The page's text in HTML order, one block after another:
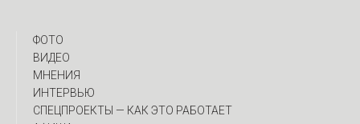
ФОТО
ВИДЕО
МНЕНИЯ
ИНТЕРВЬЮ
CПЕЦПРОЕКТЫ — КАК ЭТО РАБОТАЕТ